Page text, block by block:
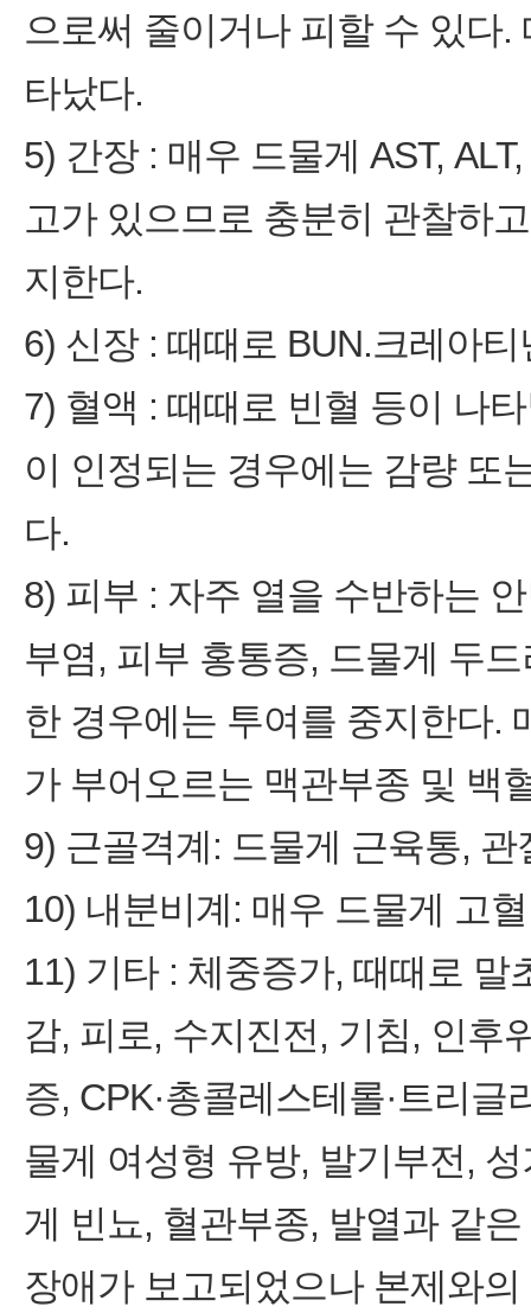
으로써 줄이거나 피할 수 있다
타났다.
5) 간장 : 매우 드물게 AST,
고가 있으므로 충분히 관찰하
지한다.
6) 신장 : 때때로 BUN.크레아
7) 혈액 : 때때로 빈혈 등이 나
이 인정되는 경우에는 감량 또
다.
8) 피부 : 자주 열을 수반하는
부염, 피부 홍통증, 드물게 두
한 경우에는 투여를 중지한다.
가 부어오르는 맥관부종 및 백
9) 근골격계: 드물게 근육통,
10) 내분비계: 매우 드물게 고
11) 기타 : 체중증가, 때때로
감, 피로, 수지진전, 기침, 인후
증, CPK·총콜레스테롤·트리
물게 여성형 유방, 발기부전,
게 빈뇨, 혈관부종, 발열과 같
장애가 보고되었으나 본제와